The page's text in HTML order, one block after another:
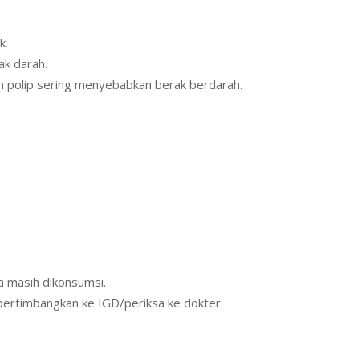
darah.
polip sering menyebabkan berak berdarah.
masih dikonsumsi.
ke IGD/periksa ke dokter.